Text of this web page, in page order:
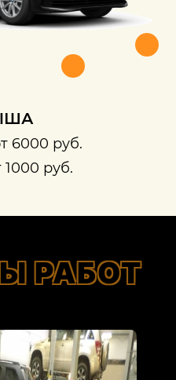
6000 руб.
1000 руб.
РАБОТ